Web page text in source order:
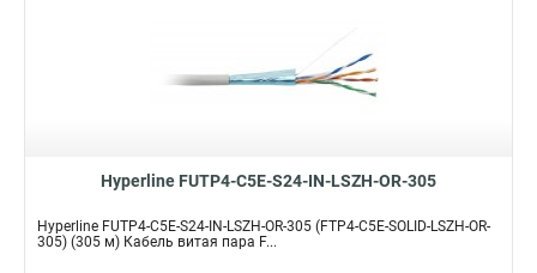
Hyperline FUTP4-C5E-S24-IN-LSZH-OR-305
Hyperline FUTP4-C5E-S24-IN-LSZH-OR-305 (FTP4-C5E-SOLID-LSZH-OR-
305) (305 м) Кабель витая пара F...